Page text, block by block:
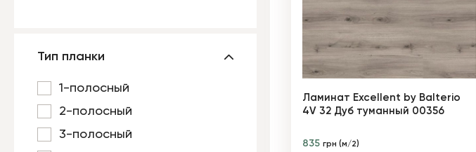
Тип планки
1-полосный
2-полосный
3-полосный
Ламинат Excellent by Balterio
4V 32 Дуб туманный 00356
835 грн (м/2)